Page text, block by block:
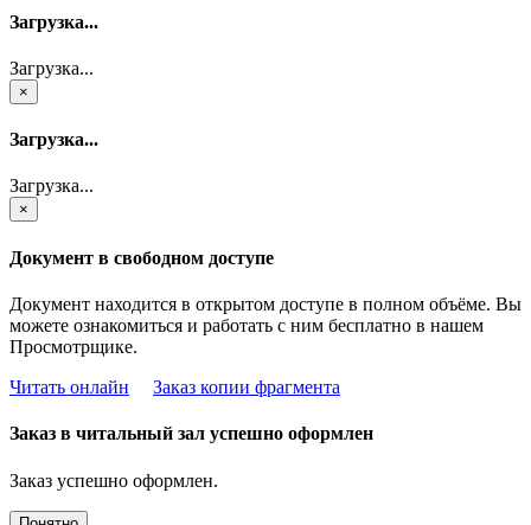
Загрузка...
Загрузка...
×
Загрузка...
Загрузка...
×
Документ в свободном доступе
Документ находится в открытом доступе в полном объёме. Вы
можете ознакомиться и работать с ним бесплатно в нашем
Просмотрщике.
Читать онлайн
Заказ копии фрагмента
Заказ в читальный зал успешно оформлен
Заказ успешно оформлен.